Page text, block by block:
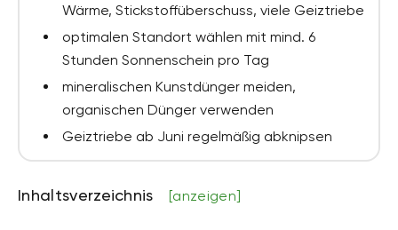
Wärme, Stickstoffüberschuss, viele Geiztriebe
optimalen Standort wählen mit mind. 6
Stunden Sonnenschein pro Tag
mineralischen Kunstdünger meiden,
organischen Dünger verwenden
Geiztriebe ab Juni regelmäßig abknipsen
Inhaltsverzeichnis [anzeigen]